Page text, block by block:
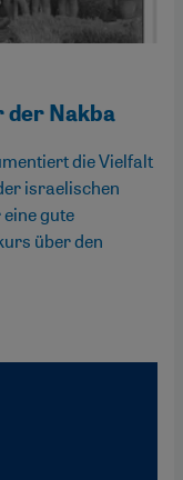
der Nakba
die Vielfalt
israelischen
gute
über den